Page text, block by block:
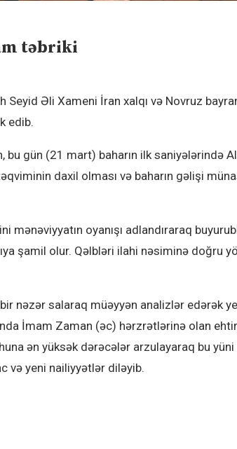
təbriki
Əli Xameni İran xalqı və Novruz
edib.
bu gün (21 mart) baharın ilk saniyələrində
daxil olması və baharın gəlişi
mənəviyyatın oyanışı adlandıraraq
şamil olur. Qəlbləri ilahi nəsiminə doğru
nəzər salaraq müəyyən analizlər edərək
İmam Zaman (əc) hərzrətlərinə olan
ən yüksək dərəcələr arzulayaraq bu
və yeni nailiyyətlər diləyib.